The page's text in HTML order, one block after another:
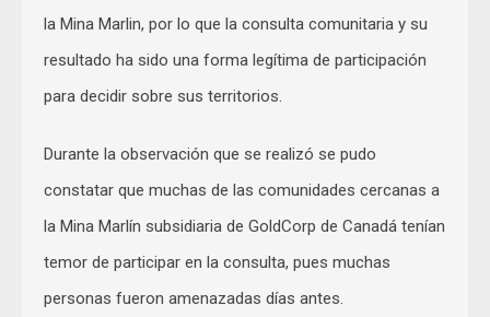
la Mina Marlin, por lo que la consulta comunitaria y su
resultado ha sido una forma legítima de participación
para decidir sobre sus territorios.
Durante la observación que se realizó se pudo
constatar que muchas de las comunidades cercanas a
la Mina Marlín subsidiaria de GoldCorp de Canadá tenían
temor de participar en la consulta, pues muchas
personas fueron amenazadas días antes.